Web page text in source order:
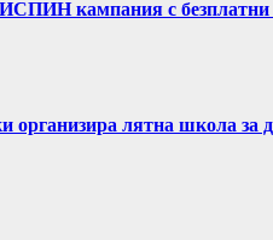
кампания с безплатни
организира лятна школа за